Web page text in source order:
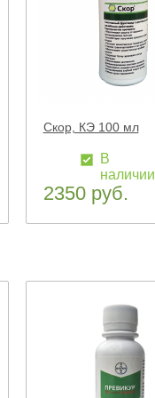
Скор, КЭ 100 мл
В
наличии
2350 руб.